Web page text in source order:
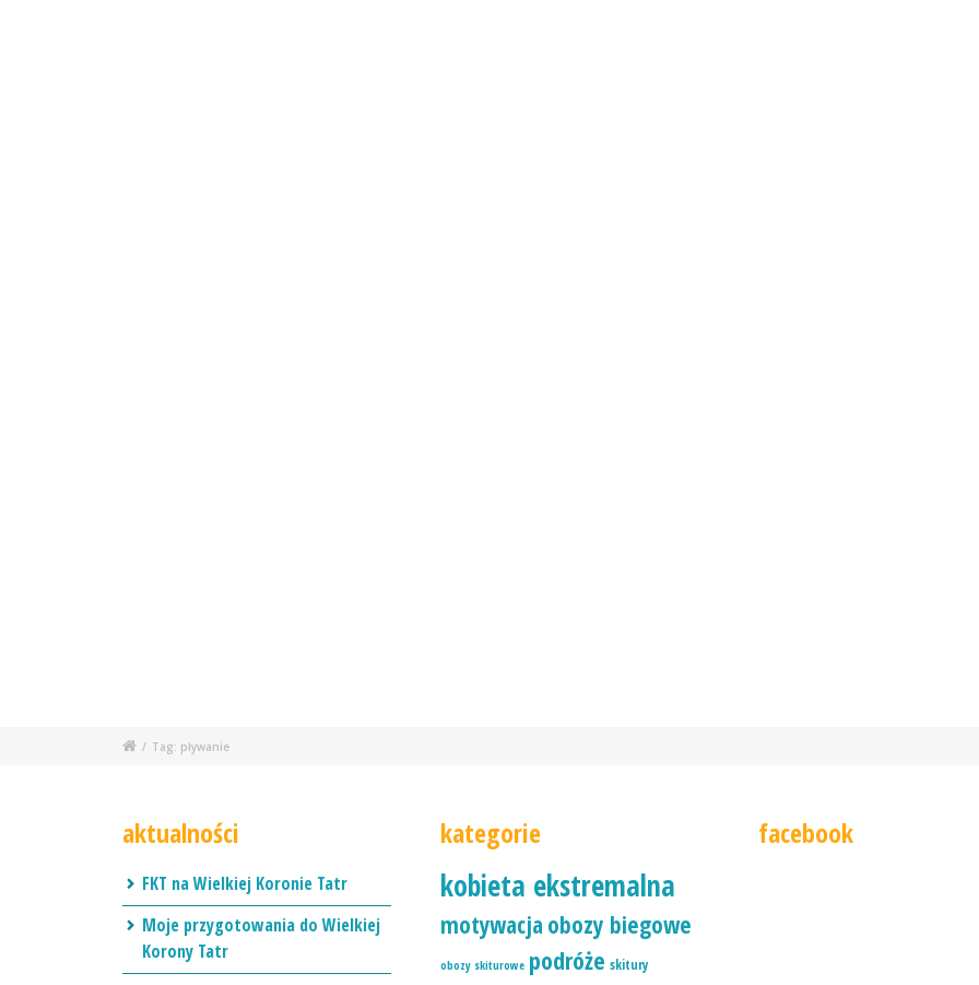
/ Tag: pływanie
aktualności
FKT na Wielkiej Koronie Tatr
Moje przygotowania do Wielkiej
Korony Tatr
kategorie
kobieta ekstremalna
motywacja obozy biegowe
obozy skiturowe podróże skitury
facebook